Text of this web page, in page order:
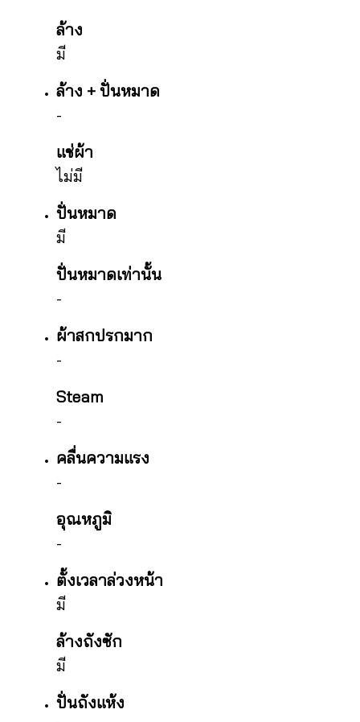
ล้าง
มี
ล้าง + ปั่นหมาด
-
แช่ผ้า
ไม่มี
ปั่นหมาด
มี
ปั่นหมาดเท่านั้น
-
ผ้าสกปรกมาก
-
Steam
-
คลื่นความแรง
-
อุณหภูมิ
-
ตั้งเวลาล่วงหน้า
มี
ล้างถังซัก
มี
ปั่นถังแห้ง